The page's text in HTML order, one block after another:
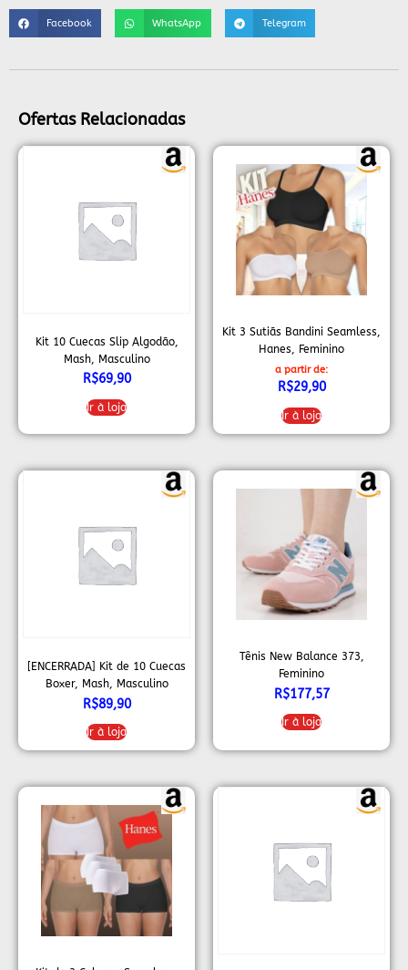
Facebook WhatsApp Telegram
Ofertas Relacionadas
Kit 10 Cuecas Slip Algodão,
Mash, Masculino
R$69,90
Ir à loja
Kit 3 Sutiãs Bandini Seamless,
Hanes, Feminino
a partir de:
R$29,90
Ir à loja
[ENCERRADA] Kit de 10 Cuecas
Boxer, Mash, Masculino
R$89,90
Ir à loja
Tênis New Balance 373,
Feminino
R$177,57
Ir à loja